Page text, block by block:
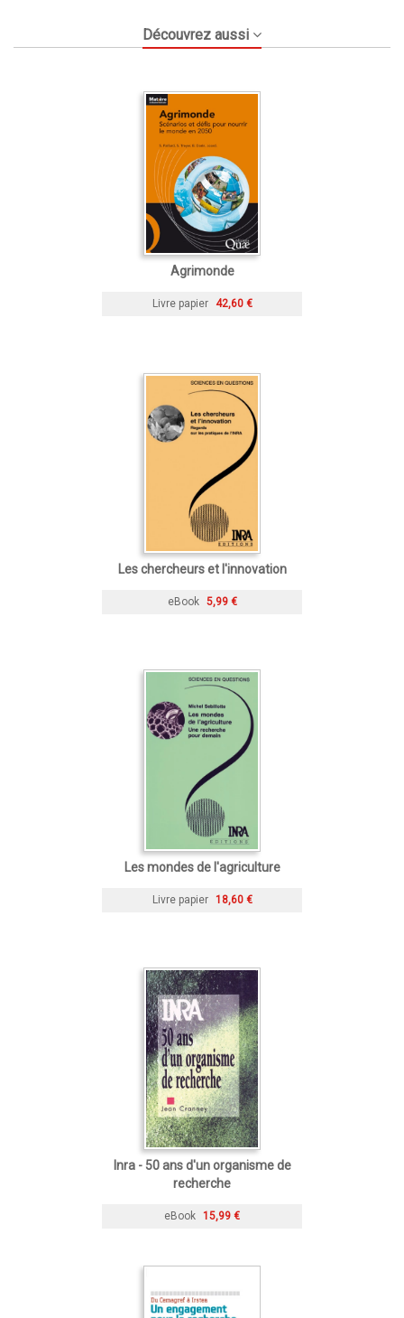
Découvrez aussi
Agrimonde
Livre papier 42,60 €
Les chercheurs et l'innovation
eBook 5,99 €
Les mondes de l'agriculture
Livre papier 18,60 €
Inra - 50 ans d'un organisme de
recherche
eBook 15,99 €